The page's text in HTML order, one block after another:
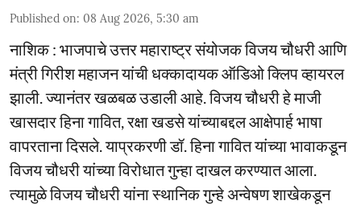
Published on: 08 Aug 2026, 5:30 am
नाशिक : भाजपाचे उत्तर महाराष्ट्र संयोजक विजय चौधरी आणि
मंत्री गिरीश महाजन यांची धक्कादायक ऑडिओ क्लिप व्हायरल
झाली. ज्यानंतर खळबळ उडाली आहे. विजय चौधरी हे माजी
खासदार हिना गावित, रक्षा खडसे यांच्याबद्दल आक्षेपार्ह भाषा
वापरताना दिसले. याप्रकरणी डॉ. हिना गावित यांच्या भावाकडून
विजय चौधरी यांच्या विरोधात गुन्हा दाखल करण्यात आला.
त्यामुळे विजय चौधरी यांना स्थानिक गुन्हे अन्वेषण शाखेकडून